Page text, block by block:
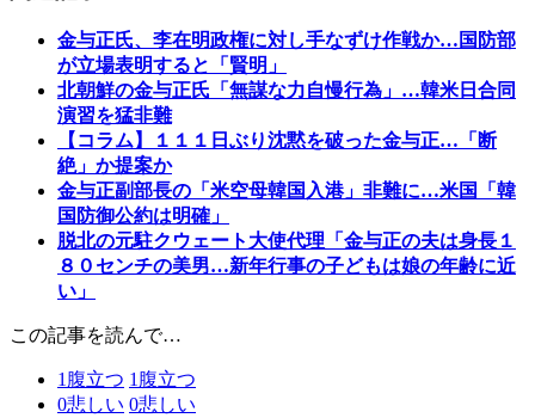
金与正氏、李在明政権に対し手なずけ作戦か…国防部
が立場表明すると「賢明」
北朝鮮の金与正氏「無謀な力自慢行為」…韓米日合同
演習を猛非難
【コラム】１１１日ぶり沈黙を破った金与正…「断
絶」か提案か
金与正副部長の「米空母韓国入港」非難に…米国「韓
国防御公約は明確」
脱北の元駐クウェート大使代理「金与正の夫は身長１
８０センチの美男…新年行事の子どもは娘の年齢に近
い」
この記事を読んで…
1 腹立つ 1 腹立つ
0悲しい 0悲しい